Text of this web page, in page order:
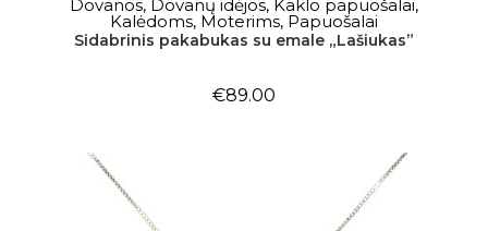
Dovanos, Dovanų idėjos, Kaklo papuošalai,
Kalėdoms, Moterims, Papuošalai
Sidabrinis pakabukas su emale „Lašiukas”
€89.00